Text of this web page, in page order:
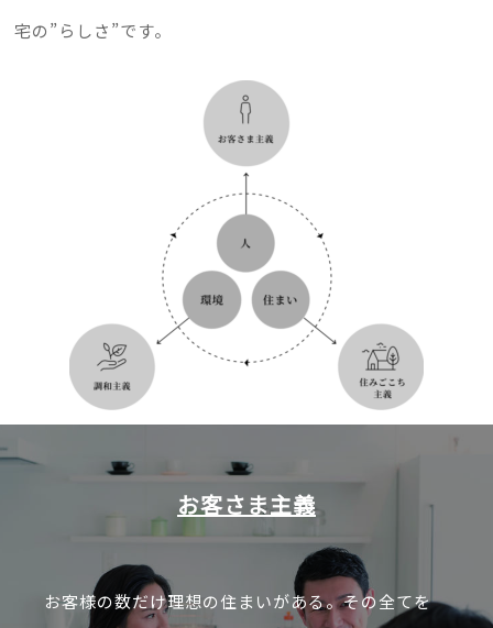
宅の”らしさ”です。
お客さま主義
お客様の数だけ理想の住まいがある。その全てを